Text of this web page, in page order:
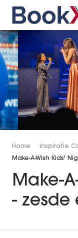
Home
Inspiratie
Make-A-Wish Kids'
Make-
- zesde